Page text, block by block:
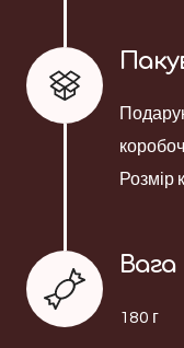
Розмір
Вага
180 г